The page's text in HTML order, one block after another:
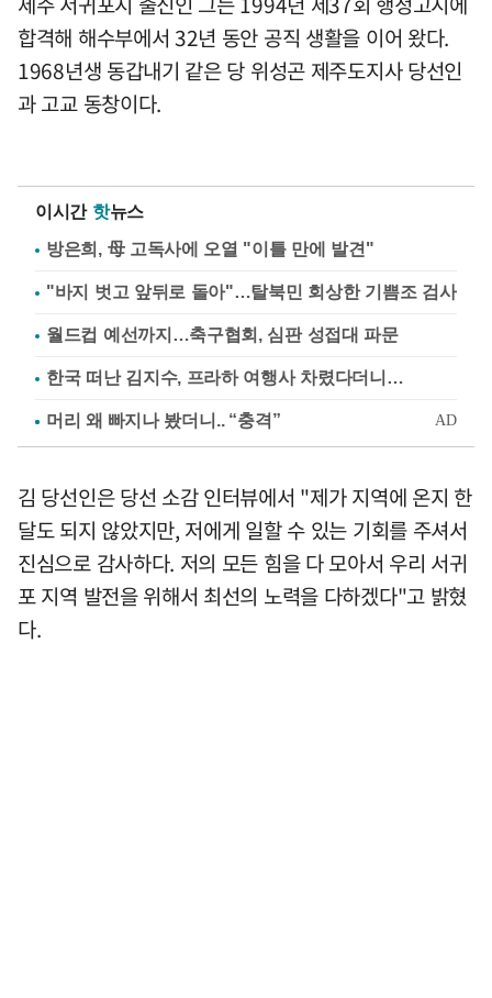
합격해 해수부에서 32년 동안 공직 생활을 이어 왔다.
1968년생 동갑내기 같은 당 위성곤 제주도지사 당선인
과 고교 동창이다.
이시간 핫뉴스
방은희, 母 고독사에 오열 "이틀 만에 발견"
"바지 벗고 앞뒤로 돌아"…탈북민 회상한 기쁨조 검사
월드컵 예선까지…축구협회, 심판 성접대 파문
한국 떠난 김지수, 프라하 여행사 차렸다더니…
김 당선인은 당선 소감 인터뷰에서 "제가 지역에 온지 한
달도 되지 않았지만, 저에게 일할 수 있는 기회를 주셔서
진심으로 감사하다. 저의 모든 힘을 다 모아서 우리 서귀
포 지역 발전을 위해서 최선의 노력을 다하겠다"고 밝혔
다.